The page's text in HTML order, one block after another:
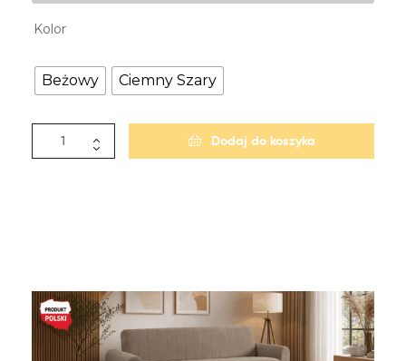
Kolor
Beżowy Ciemny Szary
Dodaj do koszyka